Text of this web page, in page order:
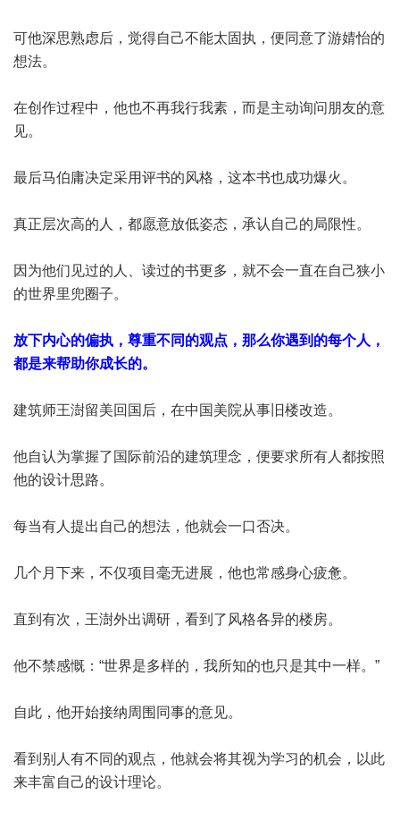
可他深思熟虑后，觉得自己不能太固执，便同意了游婧怡的
想法。
在创作过程中，他也不再我行我素，而是主动询问朋友的意
见。
最后马伯庸决定采用评书的风格，这本书也成功爆火。
真正层次高的人，都愿意放低姿态，承认自己的局限性。
因为他们见过的人、读过的书更多，就不会一直在自己狭小
的世界里兜圈子。
放下内心的偏执，尊重不同的观点，那么你遇到的每个人，
都是来帮助你成长的。
建筑师王澍留美回国后，在中国美院从事旧楼改造。
他自认为掌握了国际前沿的建筑理念，便要求所有人都按照
他的设计思路。
每当有人提出自己的想法，他就会一口否决。
几个月下来，不仅项目毫无进展，他也常感身心疲惫。
直到有次，王澍外出调研，看到了风格各异的楼房。
他不禁感慨：“世界是多样的，我所知的也只是其中一样。”
自此，他开始接纳周围同事的意见。
看到别人有不同的观点，他就会将其视为学习的机会，以此
来丰富自己的设计理论。